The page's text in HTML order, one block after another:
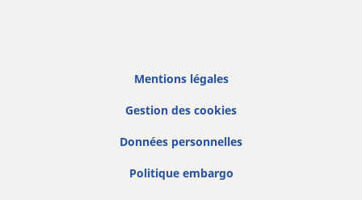
Mentions légales
Gestion des cookies
Données personnelles
Politique embargo